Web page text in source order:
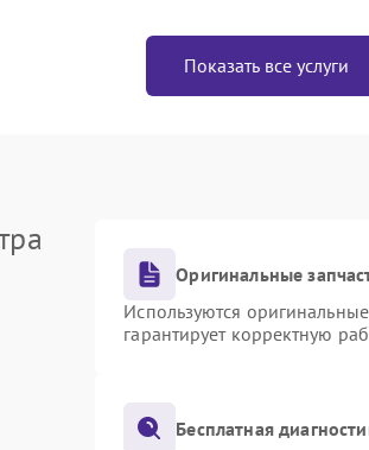
Показать все услуги
Оригинальные
Используются
гарантирует корректную
Бесплатная